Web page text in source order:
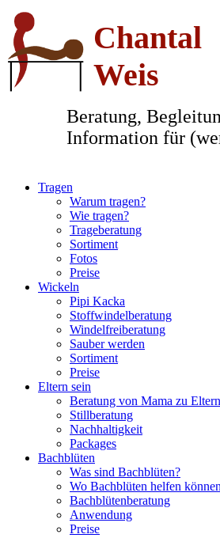
Chantal
Weis
Beratung,
Information für
Tragen
Warum tragen?
Wie tragen?
Trageberatung
Sortiment
Fotos
Preise
Wickeln
Pipi Kacka
Stoffwindelberatung
Windelfreiberatung
Sauber werden
Sortiment
Preise
Eltern sein
Beratung von Mama zu Eltern
Stillberatung
Nachhaltigkeit
Packages
Bachblüten
Was sind Bachblüten?
Wo Bachblüten helfen können
Bachblütenberatung
Anwendung
Preise